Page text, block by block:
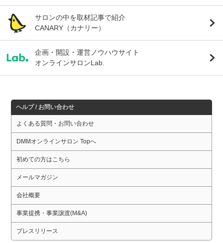
サロンの中を取材記事で紹介
CANARY（カナリー）
企画・開設・運営ノウハウサイト
オンラインサロンLab.
ヘルプ / お問い合わせ
よくある質問・お問い合わせ
DMMオンラインサロン Topへ
初めての方はこちら
メールマガジン
会社概要
事業提携・事業譲渡(M&A)
プレスリリース